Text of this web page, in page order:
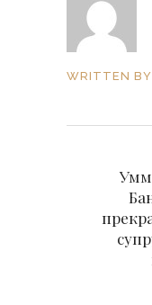
WRITTEN BY